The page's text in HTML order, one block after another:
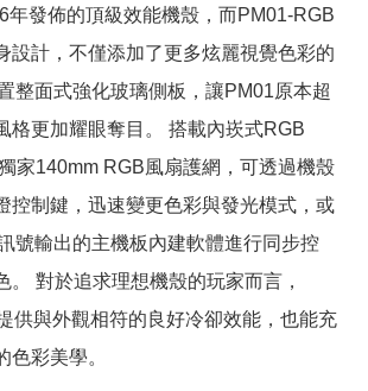
年發佈的頂級效能機殼，而PM01-RGB
設計，不僅添加了更多炫麗視覺色彩的
整面式強化玻璃側板，讓PM01原本超
格更加耀眼奪目。 搭載內崁式RGB
家140mm RGB風扇護網，可透過機殼
控制鍵，迅速變更色彩與發光模式，或
號輸出的主機板內建軟體進行同步控
。 對於追求理想機殼的玩家而言，
供與外觀相符的良好冷卻效能，也能充
色彩美學。